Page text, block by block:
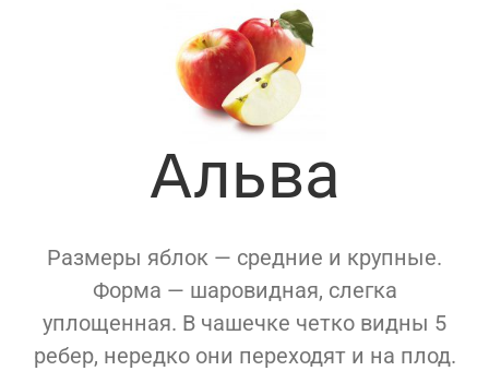
Альва
Размеры яблок — средние и крупные.
Форма — шаровидная, слегка
уплощенная. В чашечке четко видны 5
ребер, нередко они переходят и на плод.